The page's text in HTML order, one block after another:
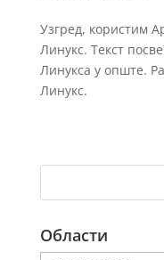
Узгред, користим
Линукс. Текст
Линукса у опште.
Линукс.
Области